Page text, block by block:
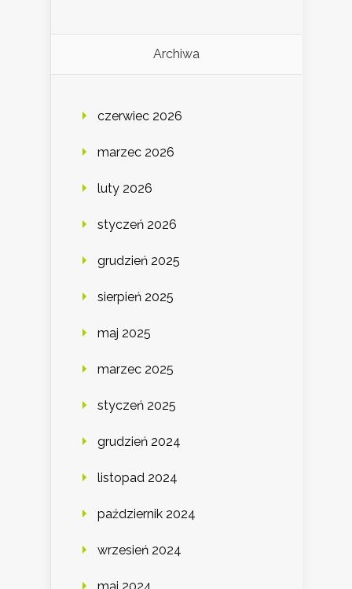
Archiwa
czerwiec 2026
marzec 2026
luty 2026
styczeń 2026
grudzień 2025
sierpień 2025
maj 2025
marzec 2025
styczeń 2025
grudzień 2024
listopad 2024
październik 2024
wrzesień 2024
maj 2024